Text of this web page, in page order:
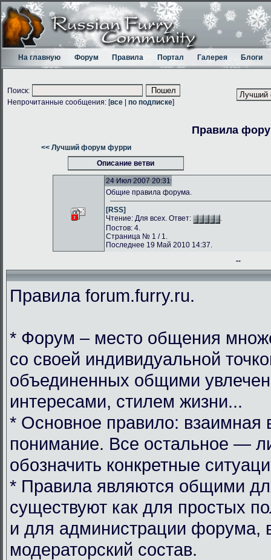
На главную Форум Правила Портал Галерея Блоги
Поиск:
Непрочитанные сообщения: [все по подписке]
Правила
<< Лучший форум фурри
Описание ветви
24 Июл 2007 20:31
Общие правила форума.
[RSS]
Чтение: Для всех. Ответ:
.
Постов: 4.
Страница № 1 / 1.
Последнее 19 Май 2010 14:37.
--
Правила forum.furry.ru.
* Форум – место общения
со своей индивидуальной
объединенных общими
интересами, стилем жизни...
* Основное правило: взаимная
понимание. Все остальное —
обозначить конкретные
* Правила являются общими
существуют как для простых
и для администрации форума,
модераторский состав.